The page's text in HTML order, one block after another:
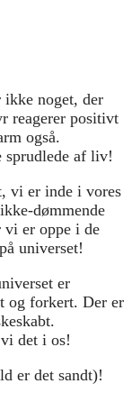
noget, der
reagerer positivt
også.
af liv!
vi er inde i vores
dømmende
vi er oppe i de
universet!
er
og forkert. Der er
det i os!
er det sandt)!